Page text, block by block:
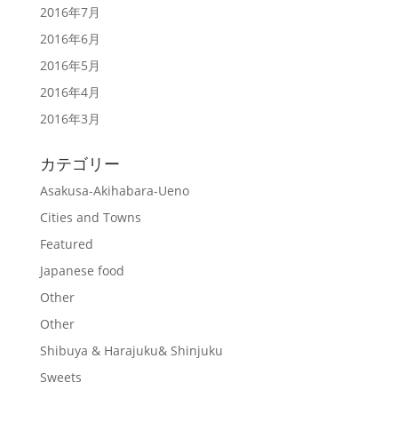
2016年7月
2016年6月
2016年5月
2016年4月
2016年3月
カテゴリー
Asakusa-Akihabara-Ueno
Cities and Towns
Featured
Japanese food
Other
Other
Shibuya & Harajuku& Shinjuku
Sweets